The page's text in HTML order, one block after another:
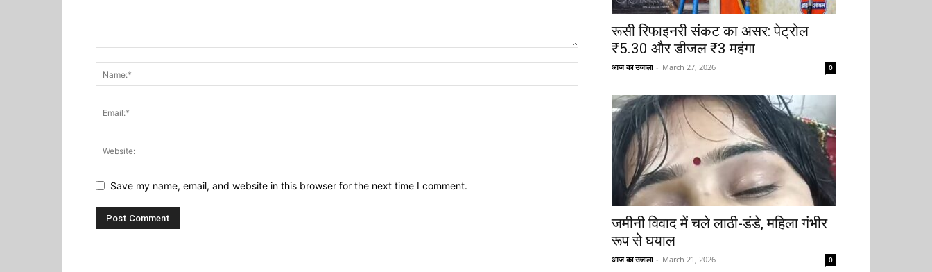
Save my name, email, and website in this browser for the next time I comment.
रूसी रिफाइनरी संकट का असर: पेट्रोल
₹5.30 और डीजल ₹3 महंगा
आज का उजाला - March 27, 2026 0
जमीनी विवाद में चले लाठी-डंडे, महिला गंभीर
रूप से घयाल
आज का उजाला - March 21, 2026 0